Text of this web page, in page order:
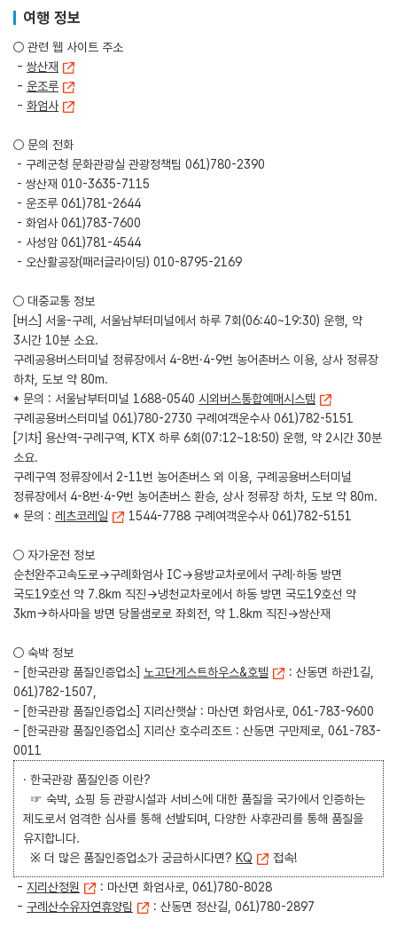
여행 정보
○ 관련 웹 사이트 주소
- 쌍산재
- 운조루
- 화엄사
○ 문의 전화
- 구례군청 문화관광실 관광정책팀 061)780-2390
- 쌍산재 010-3635-7115
- 운조루 061)781-2644
- 화엄사 061)783-7600
- 사성암 061)781-4544
- 오산활공장(패러글라이딩) 010-8795-2169
○ 대중교통 정보
[버스] 서울-구례, 서울남부터미널에서 하루 7회(06:40~19:30) 운행, 약
3시간 10분 소요.
구례공용버스터미널 정류장에서 4-8번·4-9번 농어촌버스 이용, 상사 정류장
하차, 도보 약 80m.
* 문의 : 서울남부터미널 1688-0540 시외버스통합예매시스템
구례공용버스터미널 061)780-2730 구례여객운수사 061)782-5151
[기차] 용산역-구례구역, KTX 하루 6회(07:12~18:50) 운행, 약 2시간 30분
소요.
구례구역 정류장에서 2-11번 농어촌버스 외 이용, 구례공용버스터미널
정류장에서 4-8번·4-9번 농어촌버스 환승, 상사 정류장 하차, 도보 약 80m.
* 문의 : 레츠코레일 1544-7788 구례여객운수사 061)782-5151
○ 자가운전 정보
순천완주고속도로→구례화엄사 IC→용방교차로에서 구례·하동 방면
국도19호선 약 7.8km 직진→냉천교차로에서 하동 방면 국도19호선 약
3km→하사마을 방면 당몰샘로로 좌회전, 약 1.8km 직진→쌍산재
○ 숙박 정보
- [한국관광 품질인증업소] 노고단게스트하우스&호텔
: 산동면 하관1길,
061)782-1507,
- [한국관광 품질인증업소] 지리산햇살 : 마산면 화엄사로, 061-783-9600
- [한국관광 품질인증업소] 지리산 호수리조트 : 산동면 구만제로, 061-783-
0011
· 한국관광 품질인증 이란?
☞ 숙박, 쇼핑 등 관광시설과 서비스에 대한 품질을 국가에서 인증하는
제도로서 엄격한 심사를 통해 선발되며, 다양한 사후관리를 통해 품질을
유지합니다.
※ 더 많은 품질인증업소가 궁금하시다면? KQ 접속!
- 지리산정원
: 마산면 화엄사로, 061)780-8028
- 구례산수유자연휴양림 : 산동면 정산길, 061)780-2897